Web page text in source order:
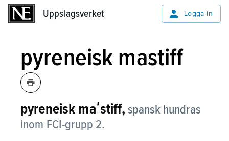
Uppslagsverket Logga in
pyreneisk mastiff
pyreneisk maʹstiff, spansk hundras
inom FCI-grupp 2.